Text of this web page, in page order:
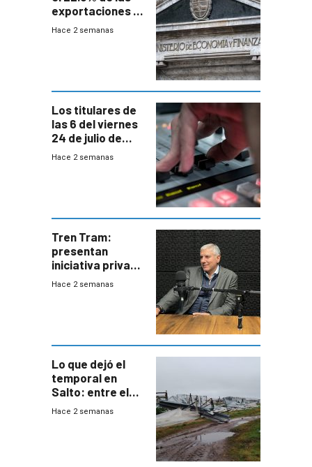
exportaciones a
EE.UU se verán
Hace 2 semanas
Los titulares de
las 6 del viernes
24 de julio de
2026
Hace 2 semanas
Tren Tram:
presentan
iniciativa privada
para una red de
Hace 2 semanas
Lo que dejó el
temporal en
Salto: entre el
impacto
Hace 2 semanas